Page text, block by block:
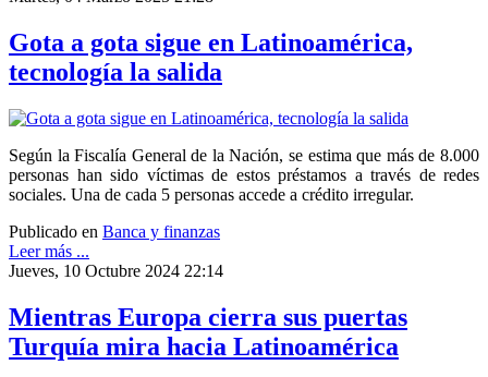
Gota a gota sigue en Latinoamérica,
tecnología la salida
Según la Fiscalía General de la Nación, se estima que más de 8.000
personas han sido víctimas de estos préstamos a través de redes
sociales. Una de cada 5 personas accede a crédito irregular.
Publicado en Banca y finanzas
Leer más ...
Jueves, 10 Octubre 2024 22:14
Mientras Europa cierra sus puertas
Turquía mira hacia Latinoamérica